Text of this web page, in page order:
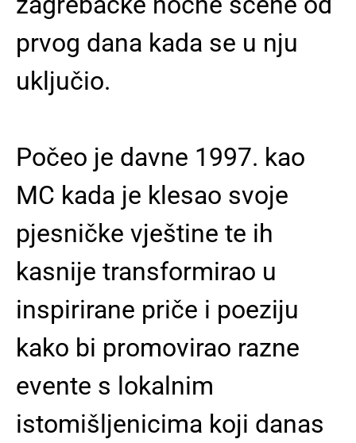
prvog dana kada se u nju
uključio.
Počeo je davne 1997. kao
MC kada je klesao svoje
pjesničke vještine te ih
kasnije transformirao u
inspirirane priče i poeziju
kako bi promovirao razne
evente s lokalnim
istomišljenicima koji danas